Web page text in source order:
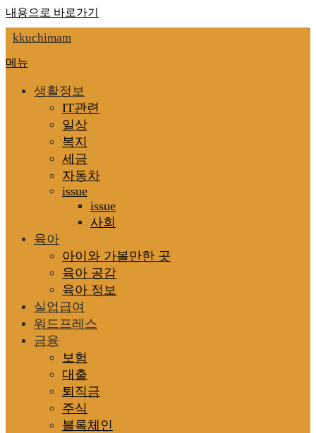
내용으로 바로가기
kkuchimam
메뉴
생활정보
IT관련
일상
복지
세금
자동차
issue
issue
사회
육아
아이와 가볼만한 곳
육아 공감
육아 정보
실업급여
워드프레스
금융
보험
대출
퇴직금
주식
블록체인